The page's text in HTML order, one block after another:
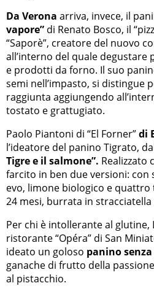
Da Verona arriva, invece, il
vapore” di Renato Bosco, il
“Saporè”, creatore del nuovo
all’interno del quale degustare
e prodotti da forno. Il suo
semi nell’impasto, si distingue
raggiunta aggiungendo
tostato e grattugiato.
Paolo Piantoni di “El Forner”di
l’ideatore del panino Tigrato,
Tigre e il salmone”. Realizzato
farcito in ben due versioni: con
evo, limone biologico e
24 mesi, burrata in
Per chi è intollerante al glutine,
ristorante “Opéra” di San
ideato un goloso panino
ganache di frutto della
al pistacchio.